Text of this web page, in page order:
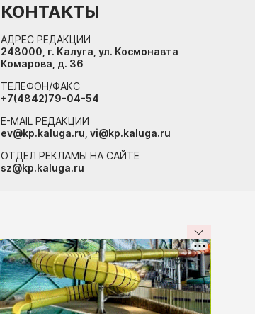
КОНТАКТЫ
АДРЕС РЕДАКЦИИ
248000, г. Калуга, ул. Космонавта
Комарова, д. 36
ТЕЛЕФОН/ФАКС
+7(4842)79-04-54
E-MAIL РЕДАКЦИИ
ev@kp.kaluga.ru, vi@kp.kaluga.ru
ОТДЕЛ РЕКЛАМЫ НА САЙТЕ
sz@kp.kaluga.ru